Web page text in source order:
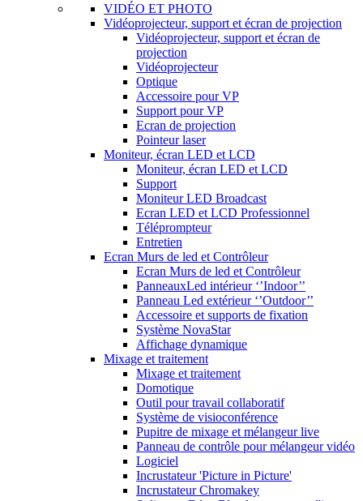
VIDÉO ET PHOTO
Vidéoprojecteur, support et écran de projection
Vidéoprojecteur, support et écran de
projection
Vidéoprojecteur
Optique
Accessoire pour VP
Support pour VP
Ecran de projection
Pointeur laser
Moniteur, écran LED et LCD
Moniteur, écran LED et LCD
Support
Moniteur LED Broadcast
Ecran LED et LCD Professionnel
Téléprompteur
Entretien
Ecran Murs de led et Contrôleur
Ecran Murs de led et Contrôleur
PanneauxLed intérieur ‘’Indoor’’
Panneau Led extérieur ‘’Outdoor’’
Accessoire et supports de fixation
Système NovaStar
Affichage dynamique
Mixage et traitement
Mixage et traitement
Domotique
Outil pour travail collaboratif
Système de visioconférence
Pupitre de mixage et mélangeur live
Panneau de contrôle pour mélangeur vidéo
Logiciel
Incrustateur 'Picture in Picture'
Incrustateur Chromakey